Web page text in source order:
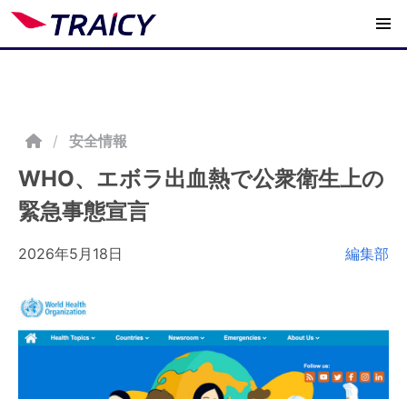
/ 安全情報
WHO、エボラ出血熱で公衆衛生上の
緊急事態宣言
2026年5月18日 編集部